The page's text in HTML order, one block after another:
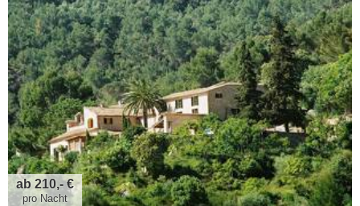
ab 210,- €
pro Nacht